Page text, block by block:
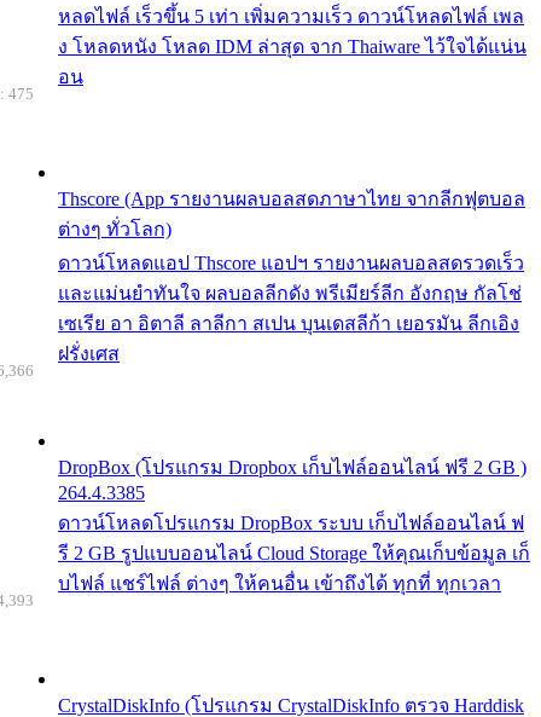
หลดไฟล์ เร็วขึ้น 5 เท่า เพิ่มความเร็ว ดาวน์โหลดไฟล์ เพล
ง โหลดหนัง โหลด IDM ล่าสุด จาก Thaiware ไว้ใจได้แน่น
อน
Thscore (App รายงานผลบอลสดภาษาไทย จากลีกฟุตบอล
ต่างๆ ทั่วโลก)
ดาวน์โหลดแอป Thscore แอปฯ รายงานผลบอลสดรวดเร็ว
และแม่นยำทันใจ ผลบอลลีกดัง พรีเมียร์ลีก อังกฤษ กัลโช่
เซเรีย อา อิตาลี ลาลีกา สเปน บุนเดสลีก้า เยอรมัน ลีกเอิง
ฝรั่งเศส
475
DropBox (โปรแกรม Dropbox เก็บไฟล์ออนไลน์ ฟรี 2 GB )
264.4.3385
ดาวน์โหลดโปรแกรม DropBox ระบบ เก็บไฟล์ออนไลน์ ฟ
รี 2 GB รูปแบบออนไลน์ Cloud Storage ให้คุณเก็บข้อมูล เก็
บไฟล์ แชร์ไฟล์ ต่างๆ ให้คนอื่น เข้าถึงได้ ทุกที่ ทุกเวลา
CrystalDiskInfo (โปรแกรม CrystalDiskInfo ตรวจ Harddisk